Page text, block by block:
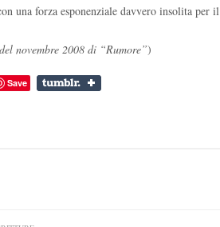
una forza esponenziale davvero insolita per il
novembre 2008 di “Rumore”)
Save